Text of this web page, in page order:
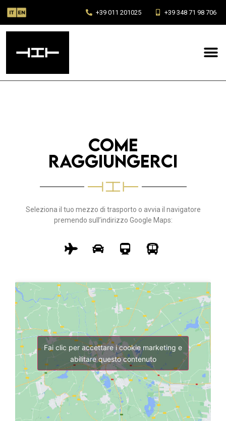
+39 011 201025 +39 348 71 98 706
Come
raggiungerci
Seleziona il tuo mezzo di trasporto o avvia il navigatore
premendo sull’indirizzo Google Maps:
Fai clic per accettare i cookie marketing e
abilitare questo contenuto